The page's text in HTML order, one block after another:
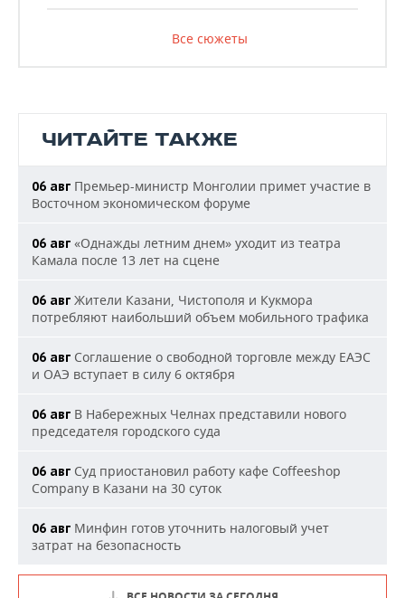
Все сюжеты
ЧИТАЙТЕ ТАКЖЕ
06 авг Премьер-министр Монголии примет участие в
Восточном экономическом форуме
06 авг «Однажды летним днем» уходит из театра
Камала после 13 лет на сцене
06 авг Жители Казани, Чистополя и Кукмора
потребляют наибольший объем мобильного трафика
06 авг Соглашение о свободной торговле между ЕАЭС
и ОАЭ вступает в силу 6 октября
06 авг В Набережных Челнах представили нового
председателя городского суда
06 авг Суд приостановил работу кафе Coffeeshop
Company в Казани на 30 суток
06 авг Минфин готов уточнить налоговый учет
затрат на безопасность